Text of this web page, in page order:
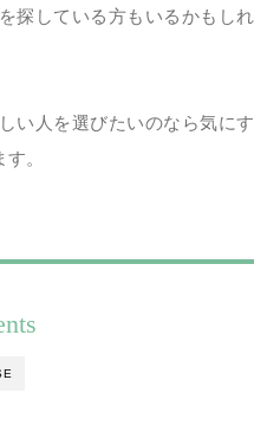
探している方もいるかもしれ
い人を選びたいのなら気にす
。